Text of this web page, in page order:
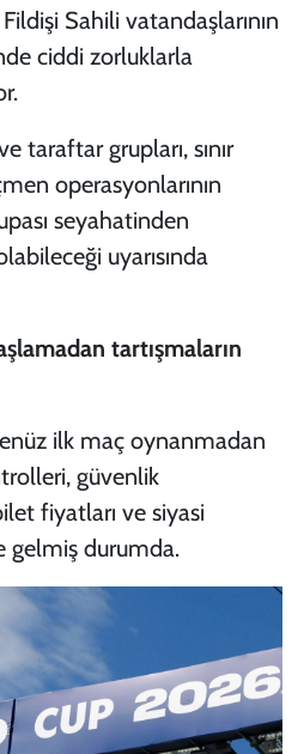
Sahili vatandaşlarının
ciddi zorluklarla
taraftar grupları, sınır
operasyonlarının
seyahatinden
uyarısında
tartışmaların
ilk maç oynanmadan
güvenlik
fiyatları ve siyasi
gelmiş durumda.